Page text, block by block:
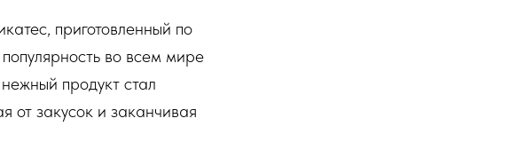
приготовленный по
во всем мире
продукт стал
от закусок и заканчивая